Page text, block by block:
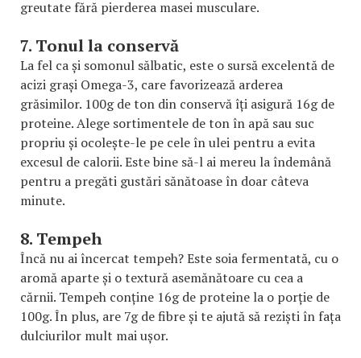
greutate fără pierderea masei musculare.
7. Tonul la conservă
La fel ca și somonul sălbatic, este o sursă excelentă de
acizi grași Omega-3, care favorizează arderea
grăsimilor. 100g de ton din conservă îți asigură 16g de
proteine. Alege sortimentele de ton în apă sau suc
propriu și ocolește-le pe cele în ulei pentru a evita
excesul de calorii. Este bine să-l ai mereu la îndemână
pentru a pregăti gustări sănătoase în doar câteva
minute.
8. Tempeh
Încă nu ai încercat tempeh? Este soia fermentată, cu o
aromă aparte și o textură asemănătoare cu cea a
cărnii. Tempeh conține 16g de proteine la o porție de
100g. În plus, are 7g de fibre și te ajută să reziști în fața
dulciurilor mult mai ușor.